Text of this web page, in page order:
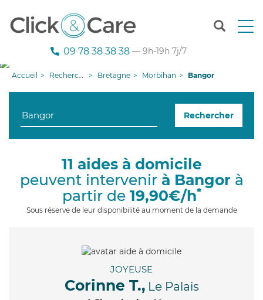
T
n
g
09 78 38 38 38 — 9h-19h 7j/7
Accueil Recherche aide à domicile Bretagne Morbihan Bangor
Rechercher
11 aides à domicile
peuvent intervenir à Bangorà
partir de 19,90€/h*
Sous réserve de leur disponibilité au moment de la demande
JOYEUSE
Corinne T., Le Palais